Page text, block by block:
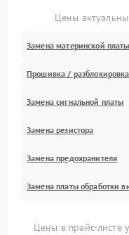
Цены
Замена материнской платы
Прошивка / разблокировка
Замена сигнальной платы
Замена резистора
Замена предохранителя
Замена платы обработки
Цены в прайс-листе